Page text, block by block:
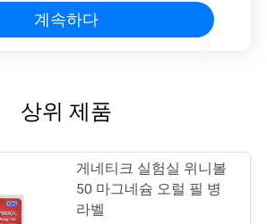
계속하다
상위 제품
게네티크 실험실 위니볼
50 마그네슘 오럴 필 병
라벨